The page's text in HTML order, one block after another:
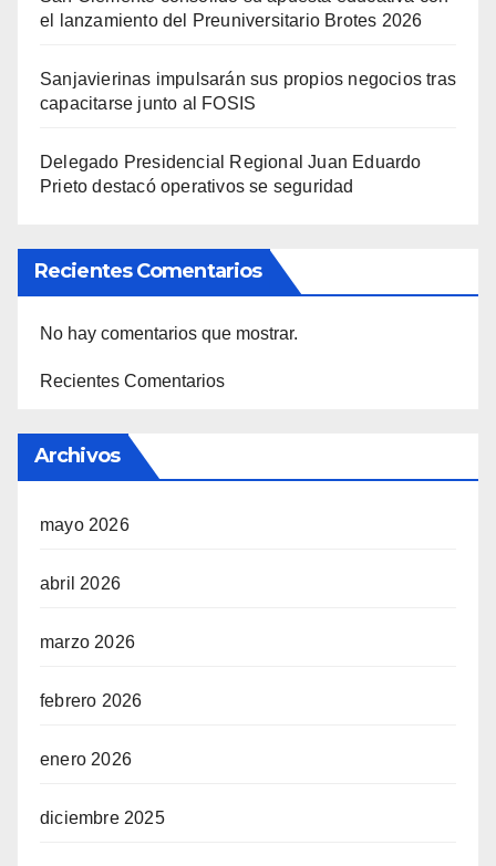
el lanzamiento del Preuniversitario Brotes 2026
Sanjavierinas impulsarán sus propios negocios tras
capacitarse junto al FOSIS
Delegado Presidencial Regional Juan Eduardo
Prieto destacó operativos se seguridad
Recientes Comentarios
No hay comentarios que mostrar.
Recientes Comentarios
Archivos
mayo 2026
abril 2026
marzo 2026
febrero 2026
enero 2026
diciembre 2025